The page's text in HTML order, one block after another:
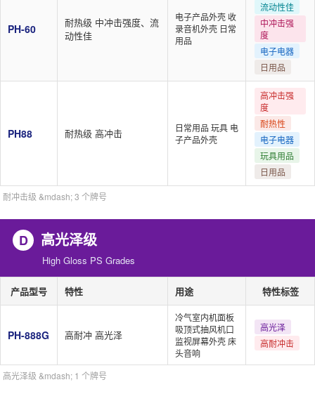
PH-60
耐热级 中冲击强度、流
动性佳
电子产品外壳 收
录音机外壳 日常
用品
流动性佳
中冲击强
度
电子电器
日用品
PH88 耐热级 高冲击
日常用品 玩具 电
子产品外壳
高冲击强
度
耐热性
电子电器
玩具用品
日用品
耐冲击级 &mdash; 3 个牌号
D 高光泽级
High Gloss PS Grades
产品型号 特性 用途 特性标签
PH-888G 高耐冲 高光泽
冷气室内机面板
吸顶式抽风机口
监视屏幕外壳 床
头音响
高光泽
高耐冲击
高光泽级 &mdash; 1 个牌号